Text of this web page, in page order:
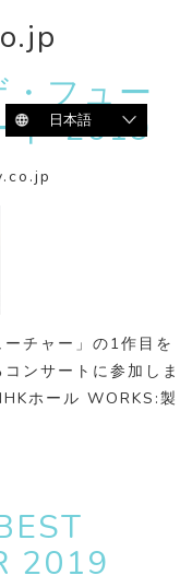
・フュー
ト 2019
チャー」の1作目を
ンサートに参加しま
ホール WORKS:製
2019